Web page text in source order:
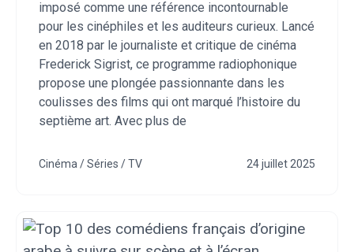
imposé comme une référence incontournable
pour les cinéphiles et les auditeurs curieux. Lancé
en 2018 par le journaliste et critique de cinéma
Frederick Sigrist, ce programme radiophonique
propose une plongée passionnante dans les
coulisses des films qui ont marqué l’histoire du
septième art. Avec plus de
Cinéma / Séries / TV 24 juillet 2025